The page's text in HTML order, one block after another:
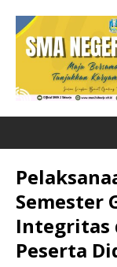
Semester
Integritas
Peserta